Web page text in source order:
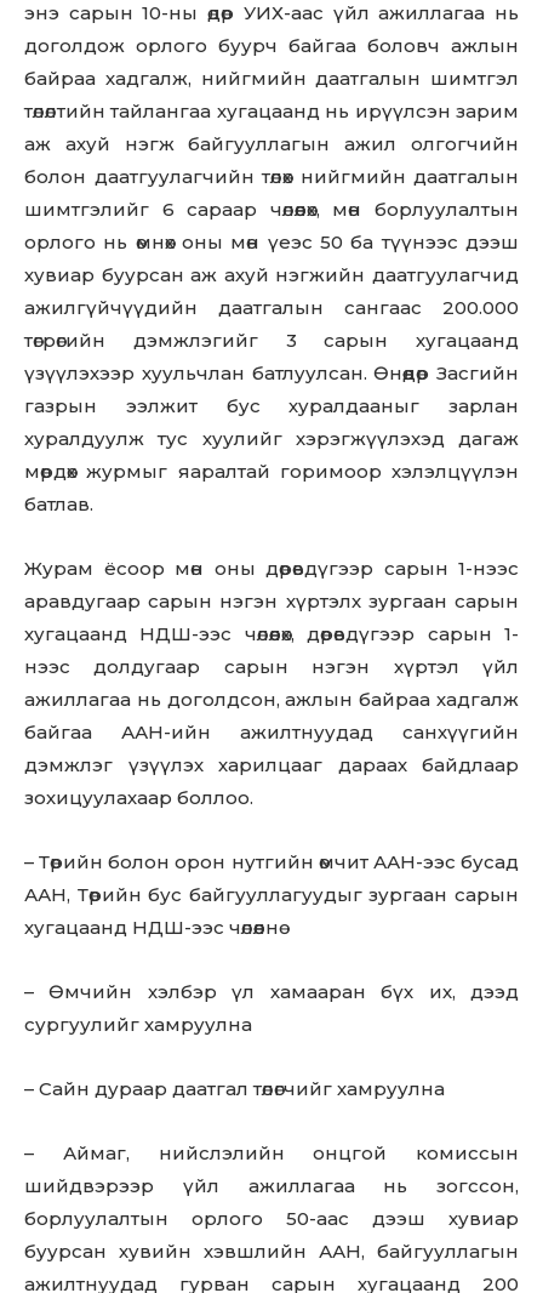
энэ сарын 10-ны өдөр УИХ-аас үйл ажиллагаа нь
доголдож орлого буурч байгаа боловч ажлын
байраа хадгалж, нийгмийн даатгалын шимтгэл
төлөлтийн тайлангаа хугацаанд нь ирүүлсэн зарим
аж ахуй нэгж байгууллагын ажил олгогчийн
болон даатгуулагчийн төлөх нийгмийн даатгалын
шимтгэлийг 6 сараар чөлөөлөх, мөн борлуулалтын
орлого нь өмнөх оны мөн үеэс 50 ба түүнээс дээш
хувиар буурсан аж ахуй нэгжийн даатгуулагчид
ажилгүйчүүдийн даатгалын сангаас 200.000
төгрөгийн дэмжлэгийг 3 сарын хугацаанд
үзүүлэхээр хуульчлан батлуулсан. Өнөөдөр Засгийн
газрын ээлжит бус хуралдааныг зарлан
хуралдуулж тус хуулийг хэрэгжүүлэхэд дагаж
мөрдөх журмыг яаралтай горимоор хэлэлцүүлэн
батлав.
Журам ёсоор мөн оны дөрөвдүгээр сарын 1-нээс
аравдугаар сарын нэгэн хүртэлх зургаан сарын
хугацаанд НДШ-ээс чөлөөлөх, дөрөвдүгээр сарын 1-
нээс долдугаар сарын нэгэн хүртэл үйл
ажиллагаа нь доголдсон, ажлын байраа хадгалж
байгаа ААН-ийн ажилтнуудад санхүүгийн
дэмжлэг үзүүлэх харилцааг дараах байдлаар
зохицуулахаар боллоо.
– Төрийн болон орон нутгийн өмчит ААН-ээс бусад
ААН, Төрийн бус байгууллагуудыг зургаан сарын
хугацаанд НДШ-ээс чөлөөлнө
– Өмчийн хэлбэр үл хамааран бүх их, дээд
сургуулийг хамруулна
– Сайн дураар даатгал төлөгчийг хамруулна
– Аймаг, нийслэлийн онцгой комиссын
шийдвэрээр үйл ажиллагаа нь зогссон,
борлуулалтын орлого 50-аас дээш хувиар
буурсан хувийн хэвшлийн ААН, байгууллагын
ажилтнуудад гурван сарын хугацаанд 200